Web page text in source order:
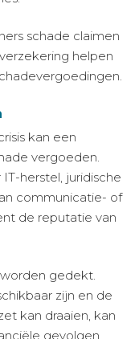
schade claimen
helpen
kan een
vergoeden.
herstel, juridische
communicatie- of
de reputatie van
gedekt.
zijn en de
kan draaien, kan
gevolgen